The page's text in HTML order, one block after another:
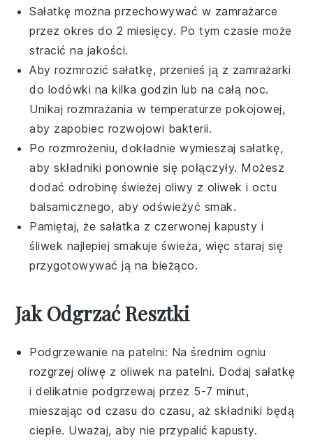
Sałatkę można przechowywać w zamrażarce
przez okres do 2 miesięcy. Po tym czasie może
stracić na jakości.
Aby rozmrozićsałatkę, przenieś ją z zamrażarki
do lodówki na kilka godzin lub na całą noc.
Unikaj rozmrażania w temperaturze pokojowej,
aby zapobiec rozwojowi bakterii.
Po rozmrożeniu, dokładnie wymieszajsałatkę,
aby składniki ponownie się połączyły. Możesz
dodać odrobinę świeżej oliwy z oliwek ioctu
balsamicznego, aby odświeżyć smak.
Pamiętaj, że sałatka z czerwonej kapusty i
śliwek najlepiej smakuje świeża, więc staraj się
przygotowywać ją na bieżąco.
Jak Odgrzać Resztki
Podgrzewanie na patelni: Na średnim ogniu
rozgrzej oliwę z oliwek na patelni. Dodaj sałatkę
i delikatnie podgrzewaj przez 5-7 minut,
mieszając od czasu do czasu, aż składniki będą
ciepłe. Uważaj, aby nie przypalićkapusty.